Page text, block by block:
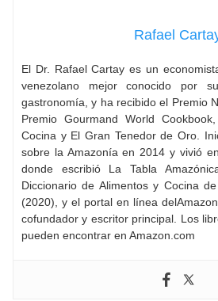
Rafael
El Dr. Rafael Cartay es un
venezolano mejor conocido por
gastronomía, y ha recibido el Premio
Premio Gourmand World
Cocina y El Gran Tenedor de Oro.
sobre la Amazonía en 2014 y vivió
donde escribió La Tabla
Diccionario de Alimentos y Cocina
(2020), y el portal en línea
cofundador y escritor principal. Los
pueden encontrar en Amazon.com